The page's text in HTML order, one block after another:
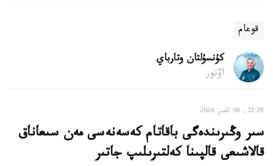
قوعام
كۇنسۇلتان وتارباي
اۆتور
22:29, 06 تامىز 2026
سىر وڭىرىندەگى باقاتام كەسەنەسى مەن سىعاناق
قالاشىعى قالپىنا كەلتىرىلىپ جاتىر